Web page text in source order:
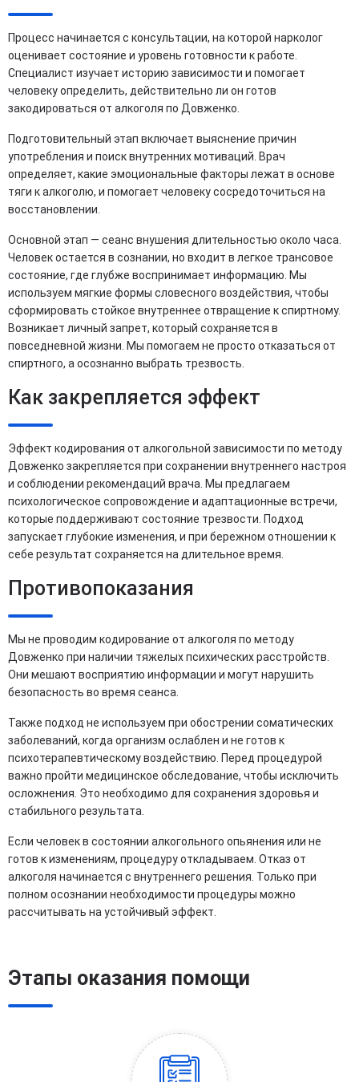
Процесс начинается с консультации, на которой нарколог
оценивает состояние и уровень готовности к работе.
Специалист изучает историю зависимости и помогает
человеку определить, действительно ли он готов
закодироваться от алкоголя по Довженко.
Подготовительный этап включает выяснение причин
употребления и поиск внутренних мотиваций. Врач
определяет, какие эмоциональные факторы лежат в основе
тяги к алкоголю, и помогает человеку сосредоточиться на
восстановлении.
Основной этап — сеанс внушения длительностью около часа.
Человек остается в сознании, но входит в легкое трансовое
состояние, где глубже воспринимает информацию. Мы
используем мягкие формы словесного воздействия, чтобы
сформировать стойкое внутреннее отвращение к спиртному.
Возникает личный запрет, который сохраняется в
повседневной жизни. Мы помогаем не просто отказаться от
спиртного, а осознанно выбрать трезвость.
Как закрепляется эффект
Эффект кодирования от алкогольной зависимости по методу
Довженко закрепляется при сохранении внутреннего настроя
и соблюдении рекомендаций врача. Мы предлагаем
психологическое сопровождение и адаптационные встречи,
которые поддерживают состояние трезвости. Подход
запускает глубокие изменения, и при бережном отношении к
себе результат сохраняется на длительное время.
Противопоказания
Мы не проводим кодирование от алкоголя по методу
Довженко при наличии тяжелых психических расстройств.
Они мешают восприятию информации и могут нарушить
безопасность во время сеанса.
Также подход не используем при обострении соматических
заболеваний, когда организм ослаблен и не готов к
психотерапевтическому воздействию. Перед процедурой
важно пройти медицинское обследование, чтобы исключить
осложнения. Это необходимо для сохранения здоровья и
стабильного результата.
Если человек в состоянии алкогольного опьянения или не
готов к изменениям, процедуру откладываем. Отказ от
алкоголя начинается с внутреннего решения. Только при
полном осознании необходимости процедуры можно
рассчитывать на устойчивый эффект.
Этапы оказания помощи